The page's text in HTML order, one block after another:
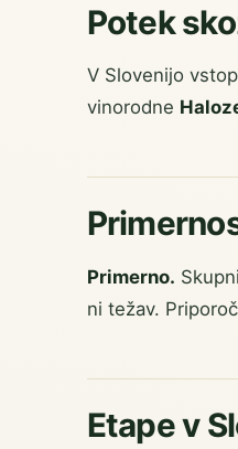
Potek
V Slovenijo
vinorodne
Primerno.
ni težav.
Etape v